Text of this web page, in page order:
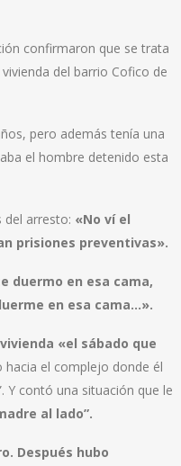
confirmaron que se trata
del barrio Cofico de
pero además tenía una
el hombre detenido esta
del arresto: «No ví el
prisiones preventivas».
duermo en esa cama,
en esa cama…».
«el sábado que
hacia el complejo donde él
Y contó una situación que le
al lado”.
Después hubo